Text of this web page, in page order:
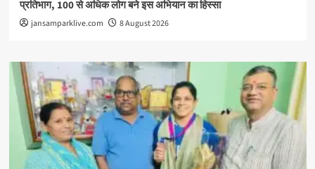
प्रतिभाग, 100 से अधिक लोग बने इस अभियान का हिस्सा
jansamparklive.com 8 August 2026